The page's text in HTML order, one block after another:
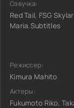
Озвучка:
Red Tail, FSG
Maria.Subtitles
Режиссер:
Kimura Mahito
Актеры:
Fukumoto Riko,